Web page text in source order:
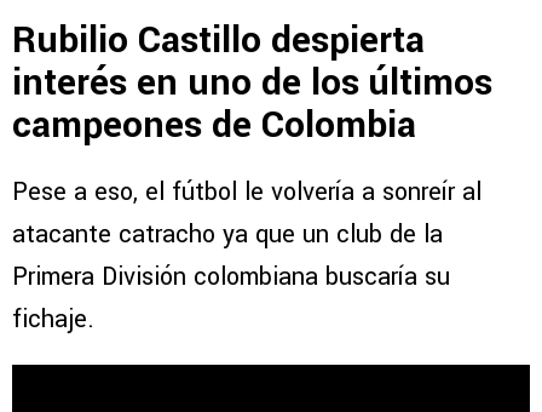
Rubilio Castillo despierta
interés en uno de los últimos
campeones de Colombia
Pese a eso, el fútbol le volvería a sonreír al
atacante catracho ya que un club de la
Primera División colombiana buscaría su
fichaje.